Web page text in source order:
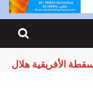
الأفريقية